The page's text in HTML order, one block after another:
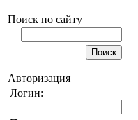
Поиск по сайту
Авторизация
Логин: